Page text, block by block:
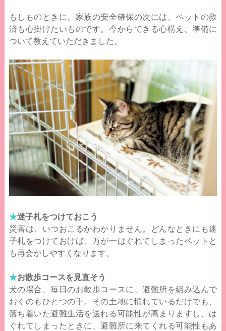
もしものときに、家族の安全確保の次には、ペットの救
済も心掛けたいものです。今からできる心構え、準備に
ついて教えていただきました。
★迷子札をつけておこう
災害は、いつおこるかわかりません。どんなときにも迷
子札をつけておけば、万が一はぐれてしまったペットと
も再会がしやすくなります。
★お散歩コースを見直そう
犬の場合、毎日のお散歩コースに、避難所を組み込んで
おくのもひとつの手。その土地に慣れているだけでも、
落ち着いた避難生活を送れる可能性が高まりますし、は
ぐれてしまったときに、避難所に来てくれる可能性もあ